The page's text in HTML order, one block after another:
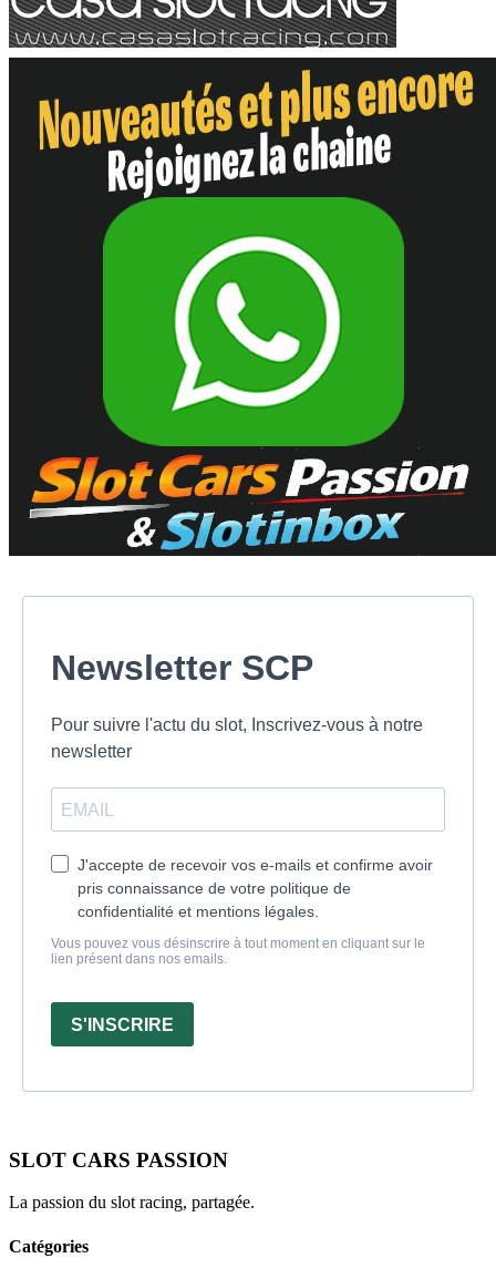
Newsletter SCP
Pour suivre l'actu du slot, Inscrivez-vous à notre
newsletter
J'accepte de recevoir vos e-mails et confirme avoir
pris connaissance de votre politique de
confidentialité et mentions légales.
Vous pouvez vous désinscrire à tout moment en cliquant sur le
lien présent dans nos emails.
S'INSCRIRE
SLOT CARS PASSION
La passion du slot racing, partagée.
Catégories